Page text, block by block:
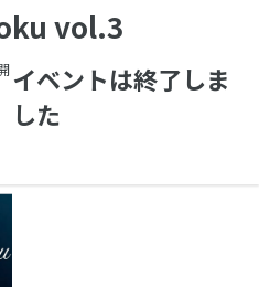
vol.3
イベントは終了しま
した